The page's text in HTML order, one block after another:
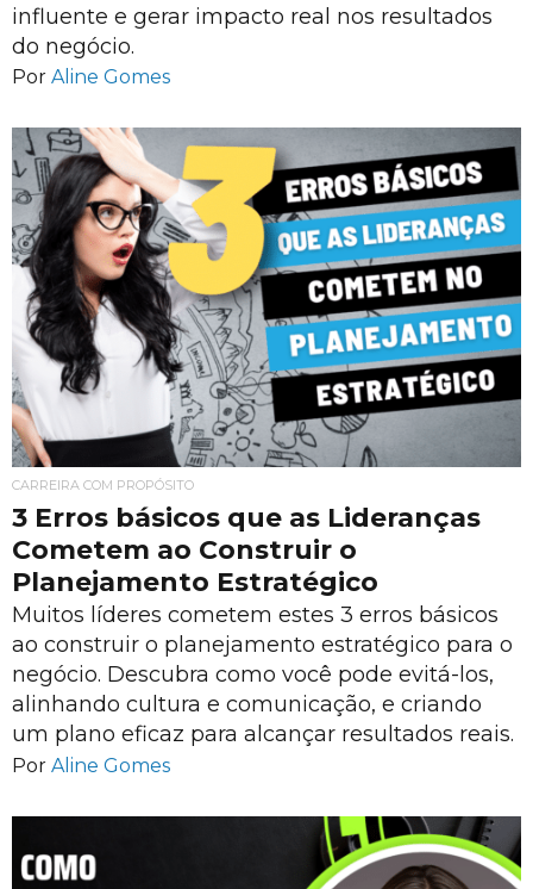
influente e gerar impacto real nos resultados
do negócio.
Por Aline Gomes
CARREIRA COM PROPÓSITO
3 Erros básicos que as Lideranças
Cometem ao Construir o
Planejamento Estratégico
Muitos líderes cometem estes 3 erros básicos
ao construir o planejamento estratégico para o
negócio. Descubra como você pode evitá-los,
alinhando cultura e comunicação, e criando
um plano eficaz para alcançar resultados reais.
Por Aline Gomes